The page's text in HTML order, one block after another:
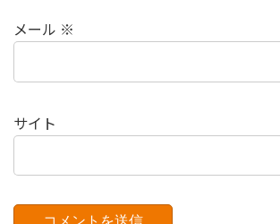
メール ※
サイト